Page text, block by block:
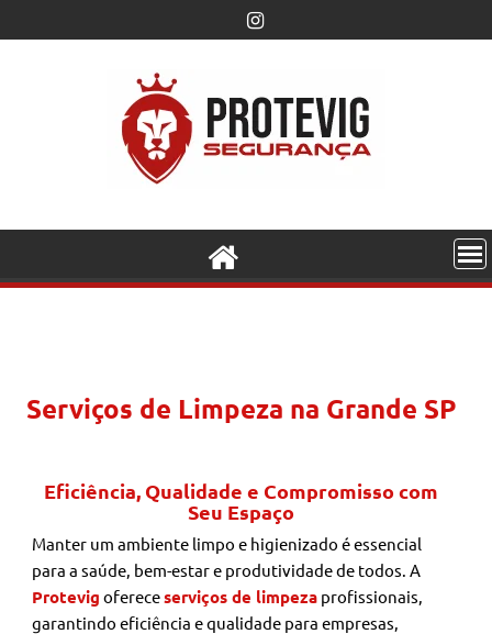
Serviços de Limpeza na Grande SP
Eficiência, Qualidade e Compromisso com
Seu Espaço
Manter um ambiente limpo e higienizado é essencial
para a saúde, bem-estar e produtividade de todos. A
Protevig ofereceserviços de limpeza profissionais,
garantindo eficiência e qualidade para empresas,